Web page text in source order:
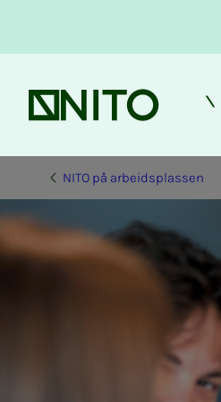
Forsiden
NITO på arbeidsplassen